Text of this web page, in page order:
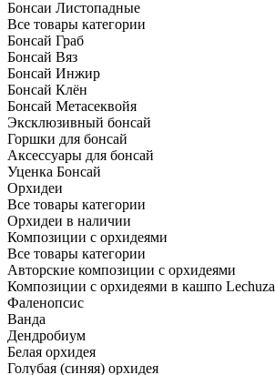
Бонсаи Листопадные
Все товары категории
Бонсай Граб
Бонсай Вяз
Бонсай Инжир
Бонсай Клён
Бонсай Метасеквойя
Эксклюзивный бонсай
Горшки для бонсай
Аксессуары для бонсай
Уценка Бонсай
Орхидеи
Все товары категории
Орхидеи в наличии
Композиции с орхидеями
Все товары категории
Авторские композиции с орхидеями
Композиции с орхидеями в кашпо Lechuza
Фаленопсис
Ванда
Дендробиум
Белая орхидея
Голубая (синяя) орхидея